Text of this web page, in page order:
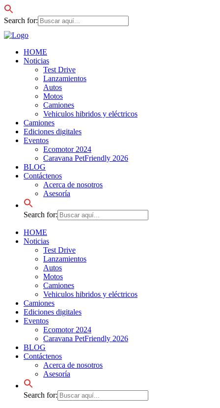
Search for:
HOME
Noticias
Test Drive
Lanzamientos
Autos
Motos
Camiones
Vehiculos hibridos y eléctricos
Camiones
Ediciones digitales
Eventos
Ecomotor 2024
Caravana PetFriendly 2026
BLOG
Contáctenos
Acerca de nosotros
Asesoría
Search for:
HOME
Noticias
Test Drive
Lanzamientos
Autos
Motos
Camiones
Vehiculos hibridos y eléctricos
Camiones
Ediciones digitales
Eventos
Ecomotor 2024
Caravana PetFriendly 2026
BLOG
Contáctenos
Acerca de nosotros
Asesoría
Search for: